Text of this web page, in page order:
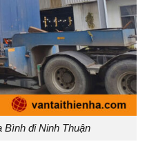
Bình đi Ninh Thuận